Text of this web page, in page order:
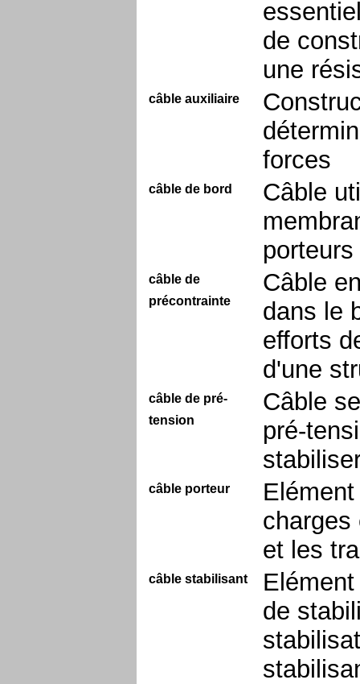
de
une
câble auxiliaire
forces
câble de bord
Câble
câble de
précontrainte
Câble
dans le
efforts
d'une
câble de pré-
tension
Câble
pré-
câble porteur
charges
et les
câble stabilisant
de